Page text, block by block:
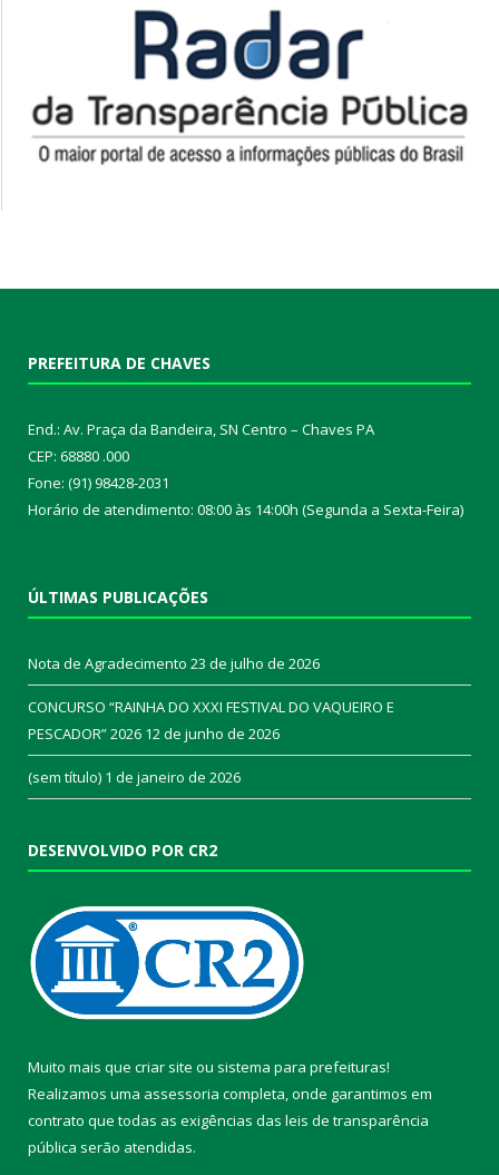
PREFEITURA DE CHAVES
End.: Av. Praça da Bandeira, SN Centro – Chaves PA
CEP: 68880 .000
Fone: (91) 98428-2031
Horário de atendimento: 08:00 às 14:00h (Segunda a Sexta-Feira)
ÚLTIMAS PUBLICAÇÕES
Nota de Agradecimento 23 de julho de 2026
CONCURSO “RAINHA DO XXXI FESTIVAL DO VAQUEIRO E
PESCADOR” 2026 12 de junho de 2026
(sem título) 1 de janeiro de 2026
DESENVOLVIDO POR CR2
Muito mais que criar site ou sistema para prefeituras!
Realizamos uma assessoria completa, onde garantimos em
contrato que todas as exigências das leis de transparência
pública serão atendidas.